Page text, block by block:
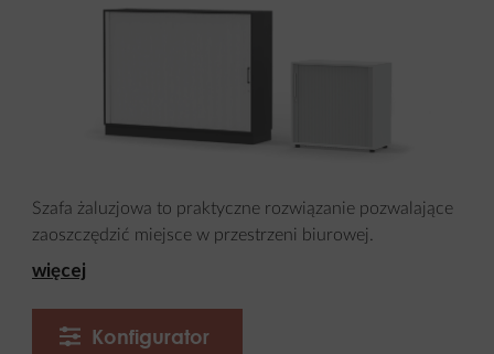
Szafa żaluzjowa to praktyczne rozwiązanie pozwalające
zaoszczędzić miejsce w przestrzeni biurowej.
więcej
Konfigurator